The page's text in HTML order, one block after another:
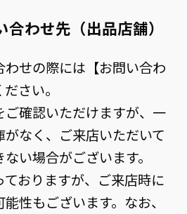
わせ先（出品店舗）
せの際には【お問い合わ
さい。
確認いただけますが、一
なく、ご来店いただいて
い場合がございます。
おりますが、ご来店時に
性もございます。なお、